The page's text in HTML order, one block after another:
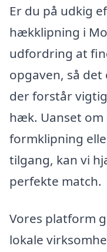
Er du på udkig
hækklipning i
udfordring at
opgaven, så
der forstår
hæk. Uanset om
formklipning
tilgang, kan vi
perfekte match.
Vores platform
lokale